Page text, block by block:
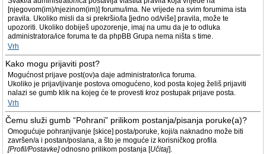
[njegovom(im)/njezinom(im)] forumu/ima. Ne vrijede na svim forumima ista
pravila. Ukoliko misli da si prekršio/la [jedno od/više] pravila, može te
upozoriti. Ukoliko dobiješ upozorenje, imaj na umu da je to odluka
administratora/ice foruma te da phpBB Grupa nema ništa s time.
Vrh
Kako mogu prijaviti post?
Mogućnost prijave post(ov)a daje administrator/ica foruma.
Ukoliko je prijavljivanje postova omogućeno, kod posta kojeg želiš prijaviti
nalazi se gumb klik na kojeg će te provesti kroz postupak prijave posta.
Vrh
Čemu služi gumb “Pohrani” prilikom postanja/pisanja poruke(a)?
Omogućuje pohranjivanje [skice] posta/poruke, koji/a naknadno može biti
završen/a i postan/poslana, a što je moguće iz korisničkog profila
[Profil/Postavke]odnosno prilikom postanja [Učitaj].